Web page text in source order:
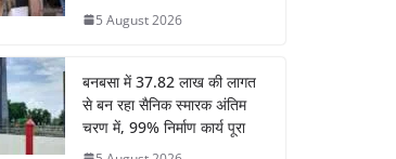
5 August 2026
बनबसा में 37.82 लाख की लागत
से बन रहा सैनिक स्मारक अंतिम
चरण में, 99% निर्माण कार्य पूरा